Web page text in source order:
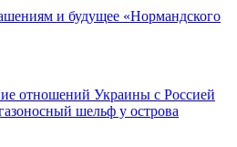
и будущее «Нормандского
отношений Украины с Россией
шельф у острова